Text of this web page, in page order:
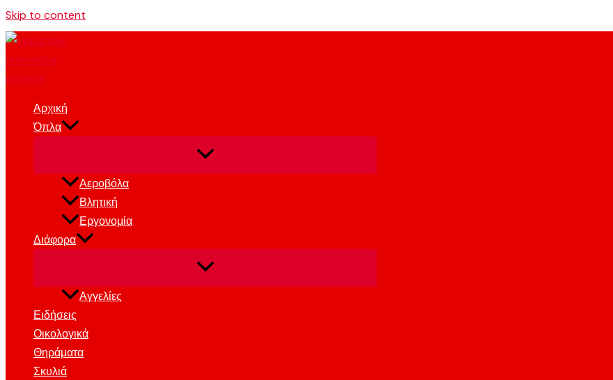
Skip to content
Αρχική
Όπλα
Αεροβόλα
Βλητική
Εργονομία
Διάφορα
Αγγελίες
Ειδήσεις
Οικολογικά
Θηράματα
Σκυλιά